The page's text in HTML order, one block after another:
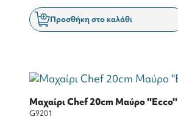
Προσθήκη στο καλάθι
Μαχαίρι Chef 20cm Μαύρο ''Ecco''
G9201